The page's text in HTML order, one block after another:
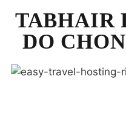
TABHAIR
DO